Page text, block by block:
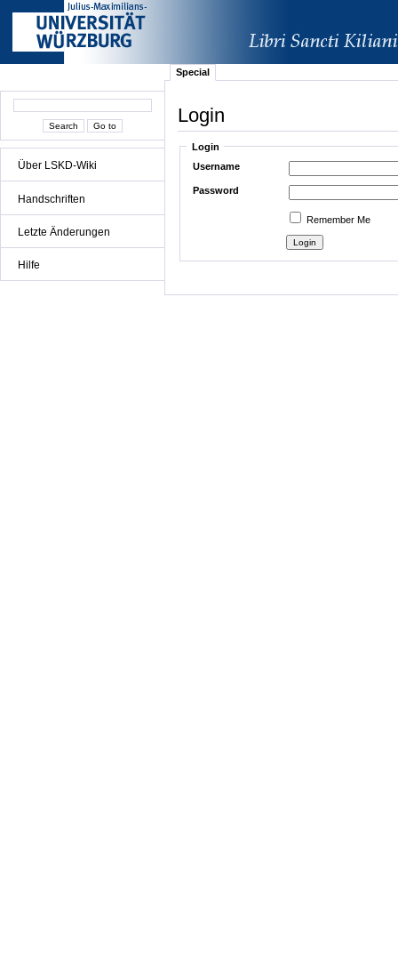
Über LSKD-Wiki
Handschriften
Letzte Änderungen
Hilfe
Special
Login
Login
Username
Password
Remember Me